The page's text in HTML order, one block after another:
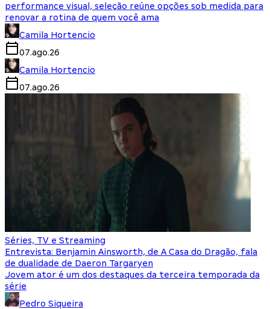
performance visual, seleção reúne opções sob medida para
renovar a rotina de quem você ama
Camila Hortencio
07.ago.26
Camila Hortencio
07.ago.26
Séries, TV e Streaming
Entrevista: Benjamin Ainsworth, de A Casa do Dragão, fala
de dualidade de Daeron Targaryen
Jovem ator é um dos destaques da terceira temporada da
série
Pedro Siqueira